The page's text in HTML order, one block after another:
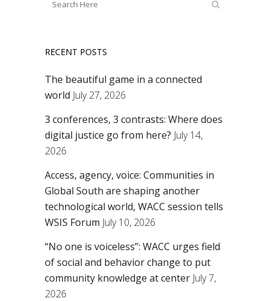
RECENT POSTS
The beautiful game in a connected
world July 27, 2026
3 conferences, 3 contrasts: Where does
digital justice go from here? July 14,
2026
Access, agency, voice: Communities in
Global South are shaping another
technological world, WACC session tells
WSIS Forum July 10, 2026
“No one is voiceless”: WACC urges field
of social and behavior change to put
community knowledge at center July 7,
2026